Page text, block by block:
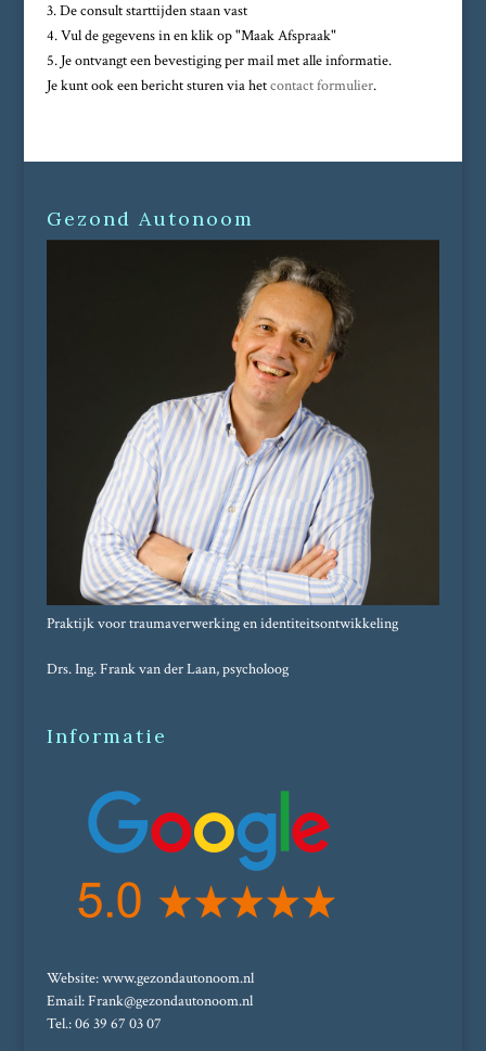
3. De consult starttijden staan vast
4. Vul de gegevens in en klik op "Maak Afspraak"
5. Je ontvangt een bevestiging per mail met alle informatie.
Je kunt ook een bericht sturen via hetcontact formulier.
Gezond Autonoom
Praktijk voor traumaverwerking en identiteitsontwikkeling
Drs. Ing. Frank van der Laan, psycholoog
Informatie
Website: www.gezondautonoom.nl
Email: Frank@gezondautonoom.nl
Tel.: 06 39 67 03 07